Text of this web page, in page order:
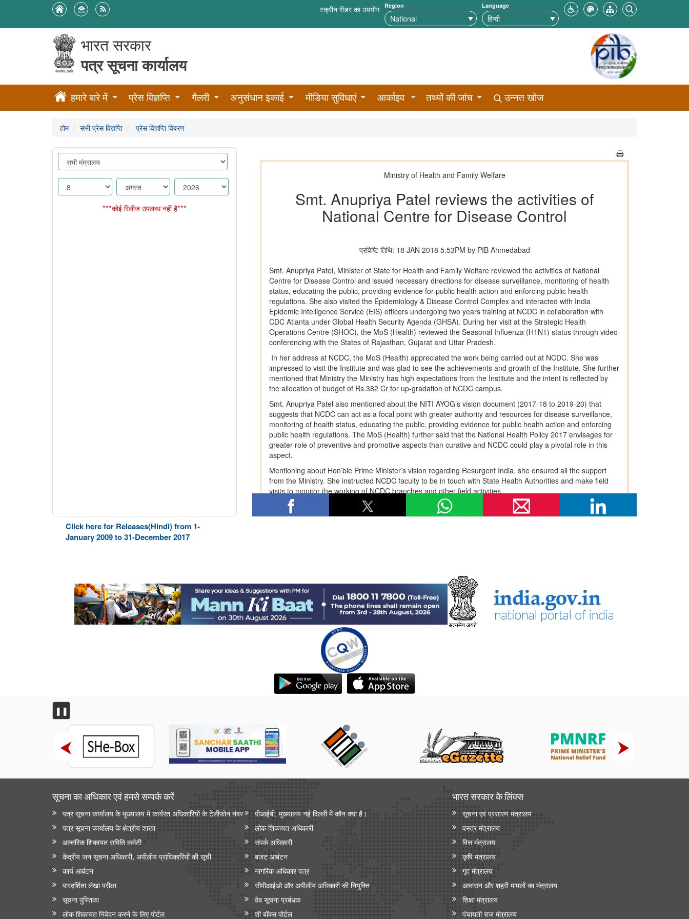
स्क्रीन रीडर का उपयोग Region Language
भारत सरकार
पत्र सूचना कार्यालय
हमारे बारे में प्रेस विज्ञप्ति गैलरी अनुसंधान इकाई मीडिया सुविधाएं आर्काइव तथ्यों की जांच उन्नत खोज
होम सभी प्रेस विज्ञप्ति प्रेस विज्ञप्ति विवरण
***कोई रिलीज उपलब्ध नहीं है***
Click here for Releases(Hindi) from 1-
January 2009 to 31-December 2017
❚❚
सूचना का अधिकार एवं हमसे सम्‍पर्क करें
पत्र सूचना कार्यालय के मुख्यालय में कार्यरत अधिकारियों के टेलीफोन नंबर
पीआईबी, मुख्यालय नई दिल्ली में कौन क्या है।
पत्र सूचना कार्यालय के क्षेत्रीय शाखा
लोक शिकायत अधिकारी
आन्‍तरिक शिकायत समिति कमेटी
संपर्क अधिकारी
केंद्रीय जन सूचना अधिकारी, अपीलीय प्राधिकारियों की सूची
बजट आबंटन
कार्य आबंटन
नागरिक अधिकार पत्र
पारदर्शिता लेखा परीक्षा
सीपीआईओ और अपी‍लीय अधिकारी की नियुक्ति
सूचना पुस्तिका
वेब सूचना प्रबंधक
लोक शिकायत निवेदन करने के लिए पोर्टल
शी बॉक्स पोर्टल
भारत सरकार के लिंक्‍स
सूचना एवं प्रसारण मंत्रालय
वस्त्र मंत्रालय
वित्त मंत्रालय
कृषि मंत्रालय
गृह मंत्रालय
आवासन और शहरी मामलों का मंत्रालय
शिक्षा मंत्रालय
पंचायती राज मंत्रालय